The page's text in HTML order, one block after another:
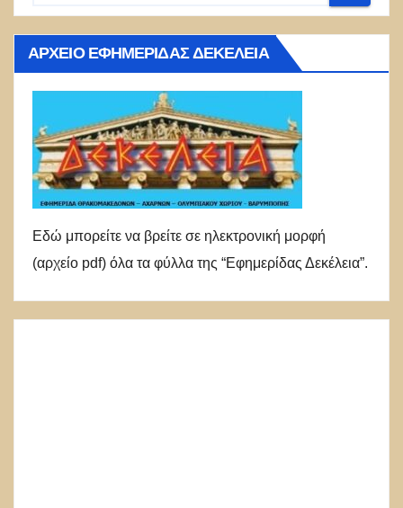
ΑΡΧΕΊΟ ΕΦΗΜΕΡΊΔΑΣ ΔΕΚΈΛΕΙΑ
Εδώ μπορείτε να βρείτε σε ηλεκτρονική μορφή
(αρχείο pdf) όλα τα φύλλα της “Εφημερίδας Δεκέλεια”.